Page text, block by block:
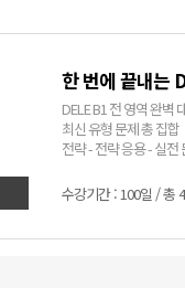
한 번에 끝내는
DELE B1 전 영역 완벽
최신 유형 문제 총 집합
전략 - 전략 응용 - 실
수강기간 : 100일 / 총